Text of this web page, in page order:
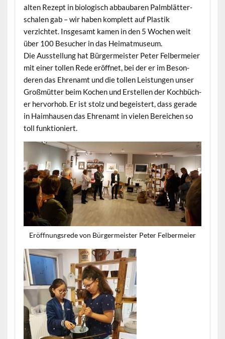
alten Rezept in biol­o­gisch abbaubaren Palm­blät­ter­
schalen gab – wir haben kom­plett auf Plas­tik
verzichtet. Ins­ge­samt kamen in den 5 Wochen weit
über 100 Besuch­er in das Heimatmuseum.
Die Ausstel­lung hat Bürg­er­meis­ter Peter Fel­ber­meier
mit ein­er tollen Rede eröffnet, bei der er im Beson­
deren das Ehre­namt und die tollen Leis­tun­gen unser
Großmüt­ter beim Kochen und Erstellen der Kochbüch­
er her­vorhob. Er ist stolz und begeis­tert, dass ger­ade
in Haimhausen das Ehre­namt in vie­len Bere­ichen so
toll funktioniert.
Eröff­nungsrede von Bürg­er­meis­ter Peter Felbermeier